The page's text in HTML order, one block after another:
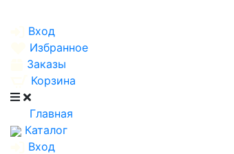
Вход
Избранное
Заказы
Корзина
Главная
Каталог
Вход